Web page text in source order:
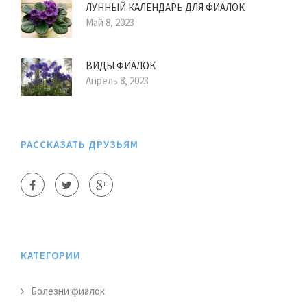
ЛУННЫЙ КАЛЕНДАРЬ ДЛЯ ФИАЛОК
Май 8, 2023
ВИДЫ ФИАЛОК
Апрель 8, 2023
РАССКАЗАТЬ ДРУЗЬЯМ
КАТЕГОРИИ
Болезни фиалок